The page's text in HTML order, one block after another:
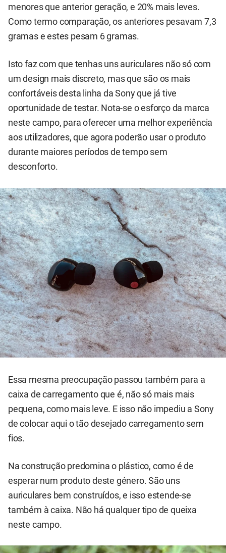
menores que anterior geração, e 20% mais leves.
Como termo comparação, os anteriores pesavam 7,3
gramas e estes pesam 6 gramas.
Isto faz com que tenhas uns auriculares não só com
um design mais discreto, mas que são os mais
confortáveis desta linha da Sony que já tive
oportunidade de testar. Nota-se o esforço da marca
neste campo, para oferecer uma melhor experiência
aos utilizadores, que agora poderão usar o produto
durante maiores períodos de tempo sem
desconforto.
Essa mesma preocupação passou também para a
caixa de carregamento que é, não só mais mais
pequena, como mais leve. E isso não impediu a Sony
de colocar aqui o tão desejado carregamento sem
fios.
Na construção predomina o plástico, como é de
esperar num produto deste género. São uns
auriculares bem construídos, e isso estende-se
também à caixa. Não há qualquer tipo de queixa
neste campo.